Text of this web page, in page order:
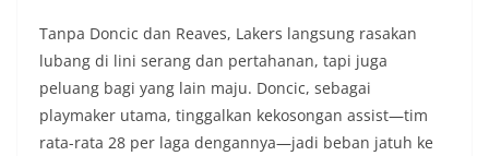
Tanpa Doncic dan Reaves, Lakers langsung rasakan
lubang di lini serang dan pertahanan, tapi juga
peluang bagi yang lain maju. Doncic, sebagai
playmaker utama, tinggalkan kekosongan assist—tim
rata-rata 28 per laga dengannya—jadi beban jatuh ke